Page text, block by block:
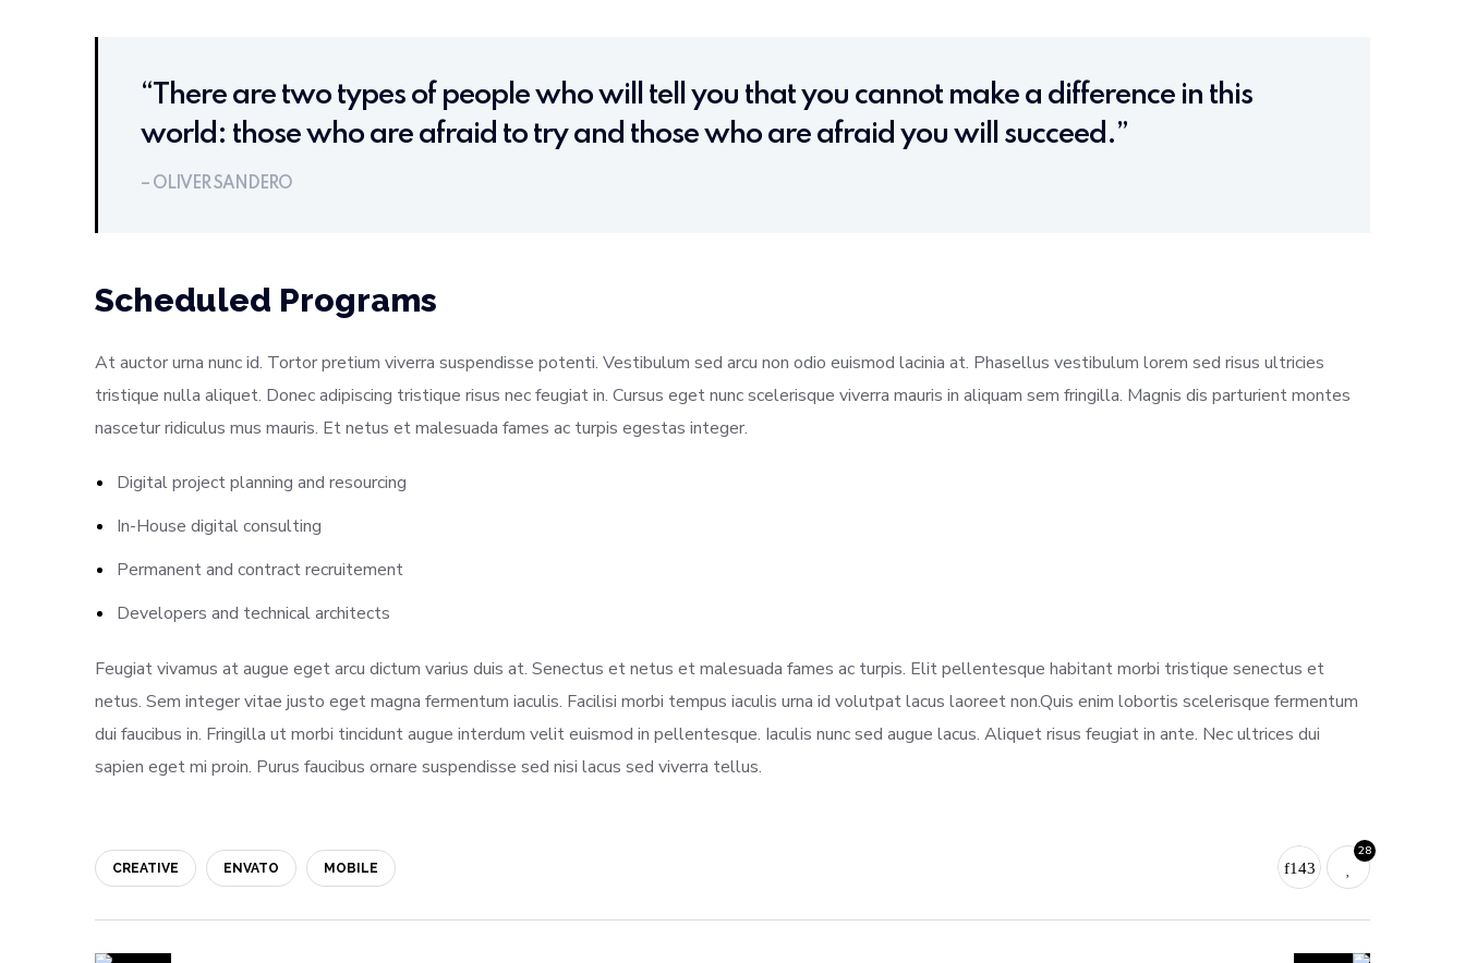
“There are two types of people who will tell you that you cannot make a difference in this
world: those who are afraid to try and those who are afraid you will succeed.”
– OLIVER SANDERO
Scheduled Programs
At auctor urna nunc id. Tortor pretium viverra suspendisse potenti. Vestibulum sed arcu non odio euismod lacinia at. Phasellus vestibulum lorem sed risus ultricies
tristique nulla aliquet. Donec adipiscing tristique risus nec feugiat in. Cursus eget nunc scelerisque viverra mauris in aliquam sem fringilla. Magnis dis parturient montes
nascetur ridiculus mus mauris. Et netus et malesuada fames ac turpis egestas integer.
Digital project planning and resourcing
In-House digital consulting
Permanent and contract recruitement
Developers and technical architects
Feugiat vivamus at augue eget arcu dictum varius duis at. Senectus et netus et malesuada fames ac turpis. Elit pellentesque habitant morbi tristique senectus et
netus. Sem integer vitae justo eget magna fermentum iaculis. Facilisi morbi tempus iaculis urna id volutpat lacus laoreet non.Quis enim lobortis scelerisque fermentum
dui faucibus in. Fringilla ut morbi tincidunt augue interdum velit euismod in pellentesque. Iaculis nunc sed augue lacus. Aliquet risus feugiat in ante. Nec ultrices dui
sapien eget mi proin. Purus faucibus ornare suspendisse sed nisi lacus sed viverra tellus.
CREATIVE ENVATO MOBILE
28